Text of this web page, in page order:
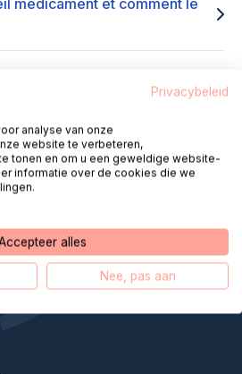
médicament et comment le
Care rapproche
à distance
histoire
Privacybeleid
analyse van onze
website te verbeteren,
tonen en om u een geweldige website-
informatie over de cookies die we
alles
Nee, pas aan